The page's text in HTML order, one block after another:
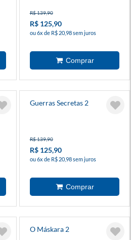
R$ 139,90
R$ 125,90
ou 6x de R$ 20,98 sem juros
Guerras Secretas 2
R$ 139,90
R$ 125,90
ou 6x de R$ 20,98 sem juros
O Máskara 2